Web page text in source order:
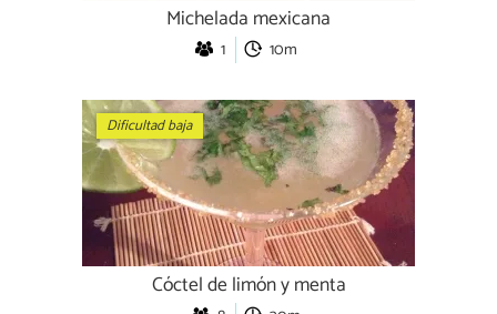
Michelada mexicana
1 10m
Dificultad baja
Cóctel de limón y menta